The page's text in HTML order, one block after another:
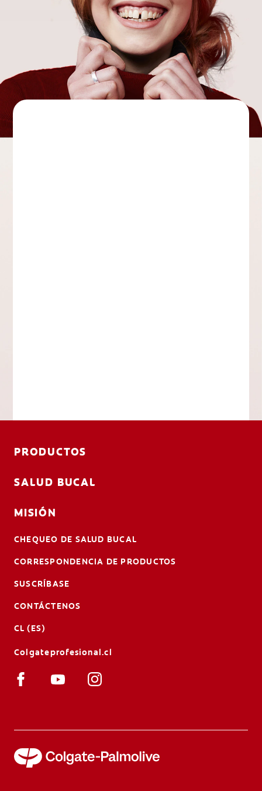
PRODUCTOS
SALUD BUCAL
MISIÓN
CHEQUEO DE SALUD BUCAL
CORRESPONDENCIA DE PRODUCTOS
SUSCRÍBASE
CONTÁCTENOS
CL (ES)
Colgateprofesional.cl